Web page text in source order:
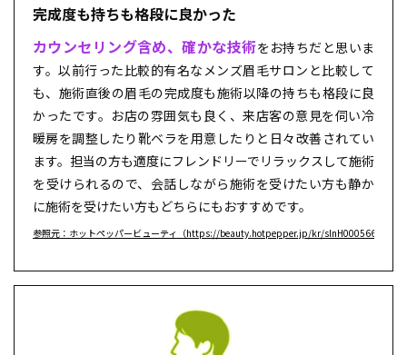
完成度も持ちも格段に良かった
カウンセリング含め、確かな技術をお持ちだと思いま
す。以前行った比較的有名なメンズ眉毛サロンと比較して
も、施術直後の眉毛の完成度も施術以降の持ちも格段に良
かったです。お店の雰囲気も良く、来店客の意見を伺い冷
暖房を調整したり靴ベラを用意したりと日々改善されてい
ます。担当の方も適度にフレンドリーでリラックスして施術
を受けられるので、会話しながら施術を受けたい方も静か
に施術を受けたい方もどちらにもおすすめです。
参照元：ホットペッパービューティ（https://beauty.hotpepper.jp/kr/slnH000566837/